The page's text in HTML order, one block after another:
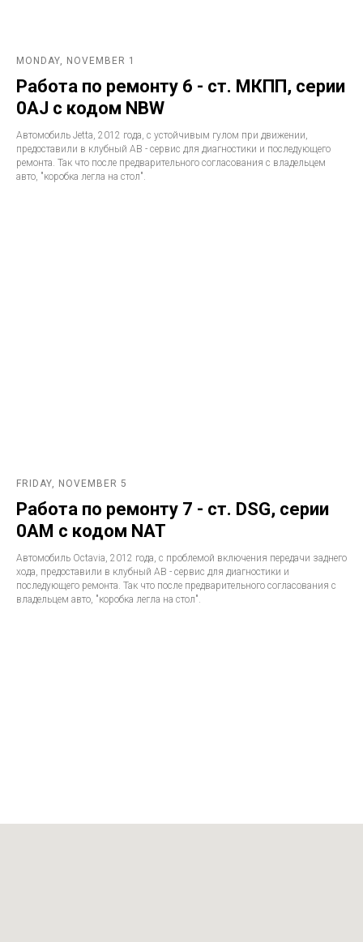
MONDAY, NOVEMBER 1
Работа по ремонту 6 - ст. МКПП, серии
0AJ с кодом NBW
Автомобиль Jetta, 2012 года, с устойчивым гулом при движении,
предоставили в клубный АВ - сервис для диагностики и последующего
ремонта. Так что после предварительного согласования с владельцем
авто, "коробка легла на стол".
FRIDAY, NOVEMBER 5
Работа по ремонту 7 - ст. DSG, серии
0AM с кодом NAT
Автомобиль Octavia, 2012 года, с проблемой включения передачи заднего
хода, предоставили в клубный АВ - сервис для диагностики и
последующего ремонта. Так что после предварительного согласования с
владельцем авто, "коробка легла на стол".